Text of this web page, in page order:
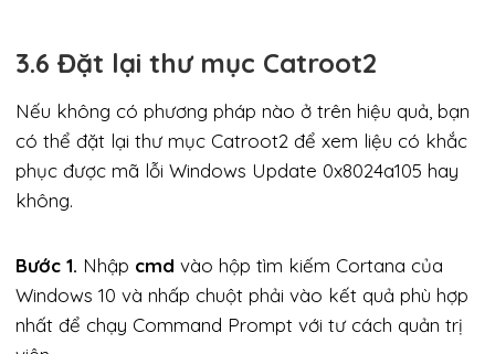
3.6 Đặt lại thư mục Catroot2
Nếu không có phương pháp nào ở trên hiệu quả, bạn
có thể đặt lại thư mục Catroot2 để xem liệu có khắc
phục được mã lỗi Windows Update 0x8024a105 hay
không.
Bước 1. Nhập cmd vào hộp tìm kiếm Cortana của
Windows 10 và nhấp chuột phải vào kết quả phù hợp
nhất để chạy Command Prompt với tư cách quản trị